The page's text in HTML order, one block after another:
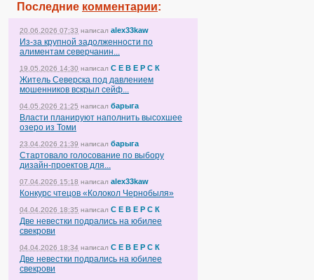
Последние комментарии:
20.06.2026 07:33 написал alex33kaw
Из-за крупной задолженности по
алиментам северчанин...
19.05.2026 14:30 написал С Е В Е Р С К
Житель Северска под давлением
мошенников вскрыл сейф...
04.05.2026 21:25 написал барыга
Власти планируют наполнить высохшее
озеро из Томи
23.04.2026 21:39 написал барыга
Стартовало голосование по выбору
дизайн-проектов для...
07.04.2026 15:18 написал alex33kaw
Конкурс чтецов «Колокол Чернобыля»
04.04.2026 18:35 написал С Е В Е Р С К
Две невестки подрались на юбилее
свекрови
04.04.2026 18:34 написал С Е В Е Р С К
Две невестки подрались на юбилее
свекрови